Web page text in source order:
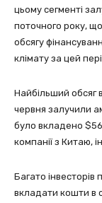
цьому сегменті
поточного року,
обсягу
клімату за цей
Найбільший обсяг
червня залучили
було вкладено
компанії з Китаю,
Багато інвесторів
вкладати кошти в